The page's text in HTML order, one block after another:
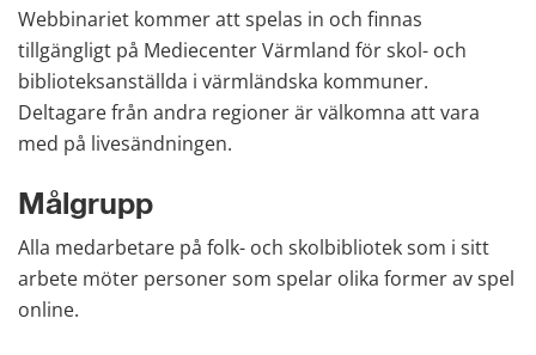
Webbinariet kommer att spelas in och finnas
tillgängligt på Mediecenter Värmland för skol- och
biblioteksanställda i värmländska kommuner.
Deltagare från andra regioner är välkomna att vara
med på livesändningen.
Målgrupp
Alla medarbetare på folk- och skolbibliotek som i sitt
arbete möter personer som spelar olika former av spel
online.